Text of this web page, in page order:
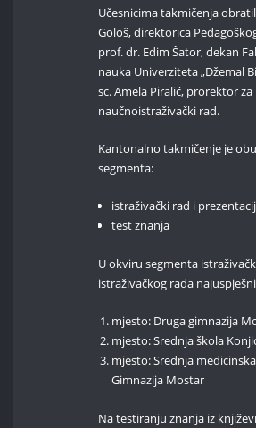
Učesnicima takmičenja
Gološ, direktorica
prof. dr. Edim Šator, dekan
nauka Univerziteta „Džemal
sc. Amela Piralić, prorektor
naučnoistraživački rad.
Kantonalno takmičenje je
segmenta:
istraživački rad i
test znanja
U okviru segmenta
istraživačkog rada
mjesto: Druga gimnazija
mjesto: Srednja škola
mjesto: Srednja
Gimnazija Mostar
Na testiranju znanja iz